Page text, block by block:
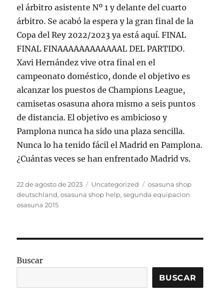
el árbitro asistente Nº 1 y delante del cuarto
árbitro. Se acabó la espera y la gran final de la
Copa del Rey 2022/2023 ya está aquí. FINAL
FINAL FINAAAAAAAAAAAAL DEL PARTIDO.
Xavi Hernández vive otra final en el
campeonato doméstico, donde el objetivo es
alcanzar los puestos de Champions League,
camisetas osasuna ahora mismo a seis puntos
de distancia. El objetivo es ambicioso y
Pamplona nunca ha sido una plaza sencilla.
Nunca lo ha tenido fácil el Madrid en Pamplona.
¿Cuántas veces se han enfrentado Madrid vs.
Publicado
el
22 de agosto de 2023 Categorías
Uncategorized Etiquetas
osasuna shop
deutschland,osasuna shop help,segunda equipacion
osasuna 2015
Buscar
BUSCAR